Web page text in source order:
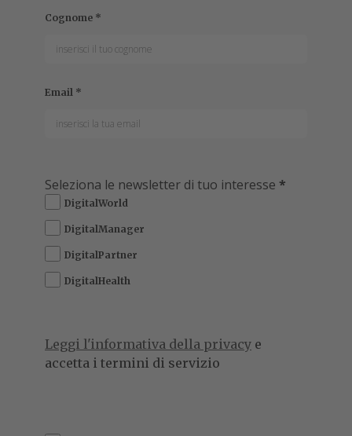
Cognome *
Email *
Seleziona le newsletter di tuo interesse *
DigitalWorld
DigitalManager
DigitalPartner
DigitalHealth
Leggi l'informativa della privacy e
accetta i termini di servizio